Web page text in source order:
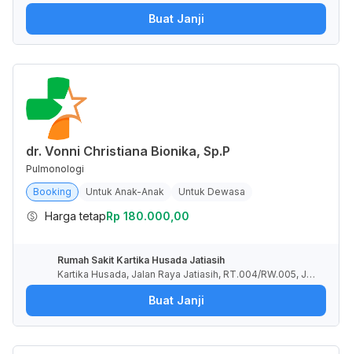
10/RW.8, Pusaka Rakyat, Kota Bekasi, Jawa Barat, Indone
Buat Janji
dr. Vonni Christiana Bionika, Sp.P
Pulmonologi
Booking
Untuk Anak-Anak Untuk Dewasa
Harga tetapRp 180.000,00
Rumah Sakit Kartika Husada Jatiasih
Kartika Husada, Jalan Raya Jatiasih, RT.004/RW.005, Jati
asih, Kota Bekasi, Jawa Barat, Indonesia
Buat Janji